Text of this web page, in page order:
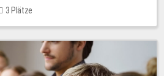
3 Plätze